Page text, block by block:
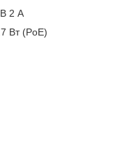
2 A
Вт (PoE)